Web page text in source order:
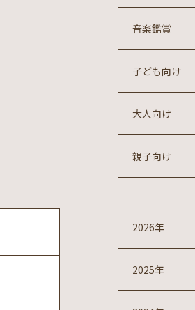
親子向け
大人向け
子ども向け
音楽鑑賞
2026年
2025年